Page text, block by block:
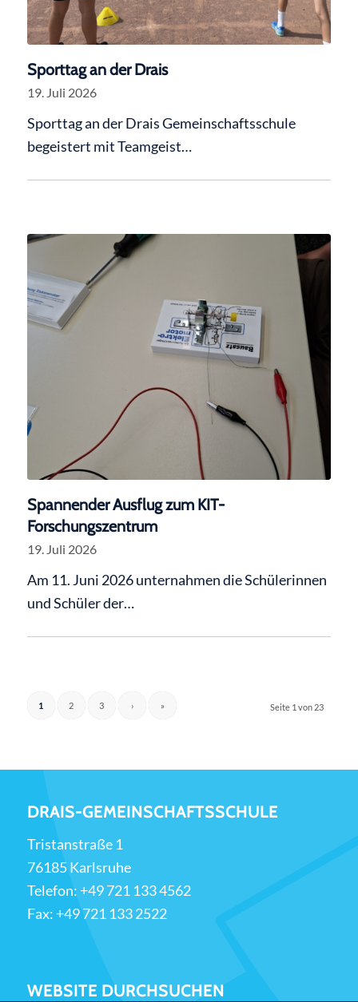
Sporttag an der Drais
19. Juli 2026
Sporttag an der Drais Gemeinschaftsschule
begeistert mit Teamgeist…
Spannender Ausflug zum KIT-
Forschungszentrum
19. Juli 2026
Am 11. Juni 2026 unternahmen die Schülerinnen
und Schüler der…
Seite 1 von 23
1 2 3 › »
DRAIS-GEMEINSCHAFTSSCHULE
Tristanstraße 1
76185 Karlsruhe
Telefon: +49 721 133 4562
Fax: +49 721 133 2522
WEBSITE DURCHSUCHEN